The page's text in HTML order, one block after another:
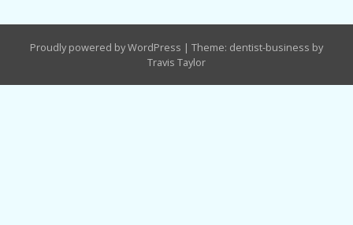
Proudly powered by WordPress | Theme: dentist-business by
Travis Taylor